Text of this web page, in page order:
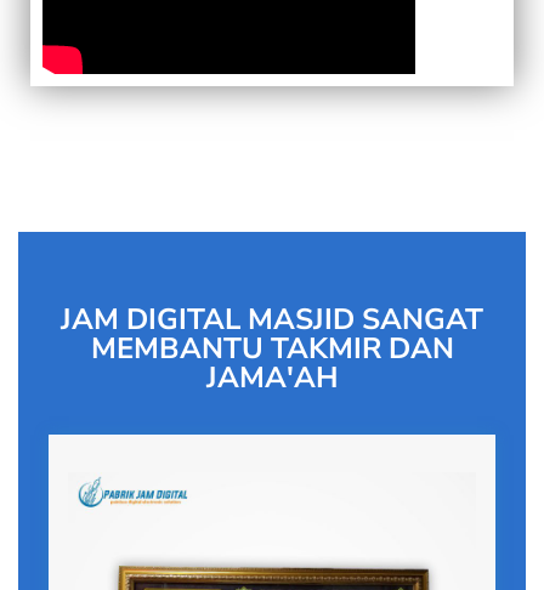
JAM DIGITAL MASJID SANGAT
MEMBANTU TAKMIR DAN
JAMA'AH